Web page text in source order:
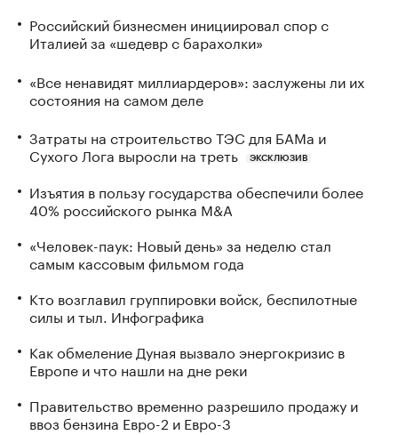
Российский бизнесмен инициировал спор с
Италией за «шедевр с барахолки»
«Все ненавидят миллиардеров»: заслужены ли их
состояния на самом деле
Затраты на строительство ТЭС для БАМа и
Сухого Лога выросли на треть
ЭКСКЛЮЗИВ
Изъятия в пользу государства обеспечили более
40% российского рынка M&A
«Человек-паук: Новый день» за неделю стал
самым кассовым фильмом года
Кто возглавил группировки войск, беспилотные
силы и тыл. Инфографика
Как обмеление Дуная вызвало энергокризис в
Европе и что нашли на дне реки
Правительство временно разрешило продажу и
ввоз бензина Евро-2 и Евро-3